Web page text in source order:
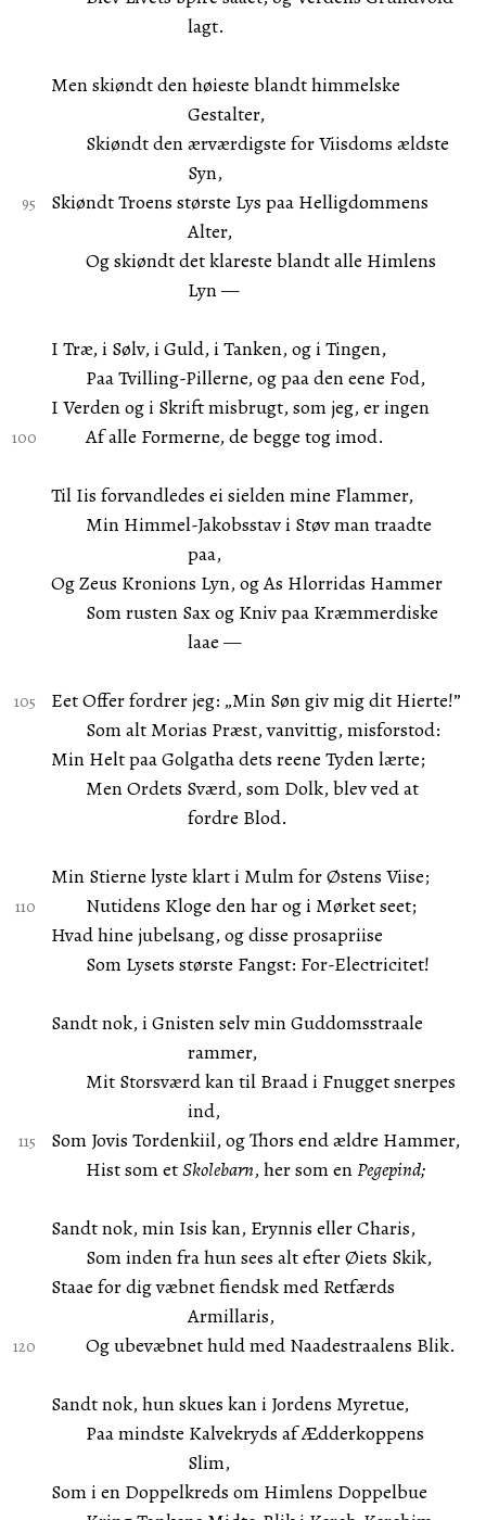
lagt.
Men skiøndt den høieste blandt himmelske
Gestalter,
Skiøndt den ærværdigste for Viisdoms ældste
Syn,
Skiøndt Troens største Lys paa Helligdommens
Alter,
Og skiøndt det klareste blandt alle Himlens
Lyn —
I Træ, i Sølv, i Guld, i Tanken, og i Tingen,
Paa Tvilling-Pillerne, og paa den eene Fod,
I Verden og i Skrift misbrugt, som jeg, er ingen
Af alle Formerne, de begge tog imod.
Til Iis forvandledes ei sielden mine Flammer,
Min Himmel-Jakobsstav i Støv man traadte
paa,
Og Zeus Kronions Lyn, og As Hlorridas Hammer
Som rusten Sax og Kniv paa Kræmmerdiske
laae —
Eet Offer fordrer jeg: „Min Søn giv mig dit Hierte!”
Som alt Morias Præst, vanvittig, misforstod:
Min Helt paa Golgatha dets reene Tyden lærte;
Men Ordets Sværd, som Dolk, blev ved at
fordre Blod.
Min Stierne lyste klart i Mulm for Østens Viise;
Nutidens Kloge den har og i Mørket seet;
Hvad hine jubelsang, og disse prosapriise
Som Lysets største Fangst: For-Electricitet!
Sandt nok, i Gnisten selv min Guddomsstraale
rammer,
Mit Storsværd kan til Braad i Fnugget snerpes
ind,
Som Jovis Tordenkiil, og Thors end ældre Hammer,
Hist som etSkolebarn, her som enPegepind;
Sandt nok, min Isis kan, Erynnis eller Charis,
Som inden fra hun sees alt efter Øiets Skik,
Staae for dig væbnet fiendsk med Retfærds
Armillaris,
Og ubevæbnet huld med Naadestraalens Blik.
Sandt nok, hun skues kan i Jordens Myretue,
Paa mindste Kalvekryds af Ædderkoppens
Slim,
Som i en Doppelkreds om Himlens Doppelbue